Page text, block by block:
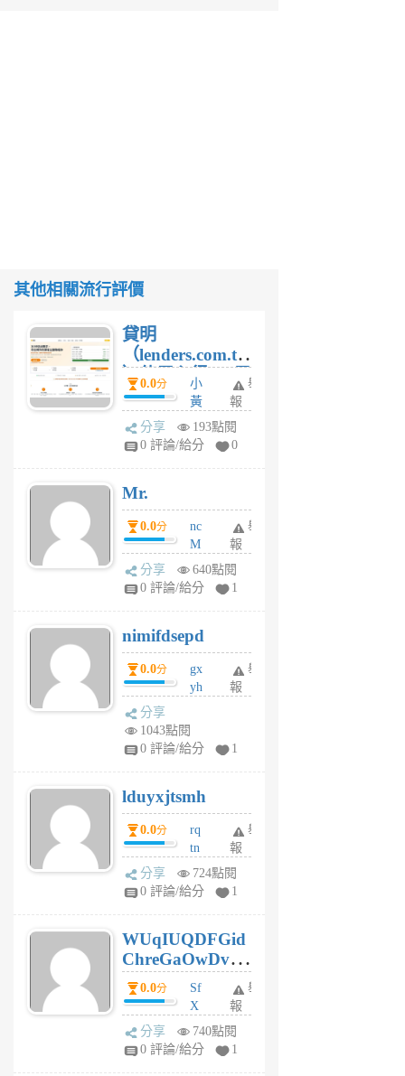
其他相關流行評價
貸明
（lenders.com.tw
）使用心得 — 民
間貸款比較平台
體驗
0.0分
小
黃
蜂
1
舉
報
分享
193點閱
0 評論/給分
0
Mr.
0.0分
nc
M
U
F
U
5
個
月
舉
報
分享
640點閱
0 評論/給分
1
nimifdsepd
0.0分
gx
yh
jl
月
前
舉
報
分享
1043點閱
0 評論/給分
1
lduyxjtsmh
0.0分
rq
tn
jt
gl
個
月
前
舉
報
分享
724點閱
0 評論/給分
1
WUqIUQDFGid
ChreGaOwDv
dY0.0分
Sf
X
Pe
Jc
舉
報
分享
740點閱
0 評論/給分
1